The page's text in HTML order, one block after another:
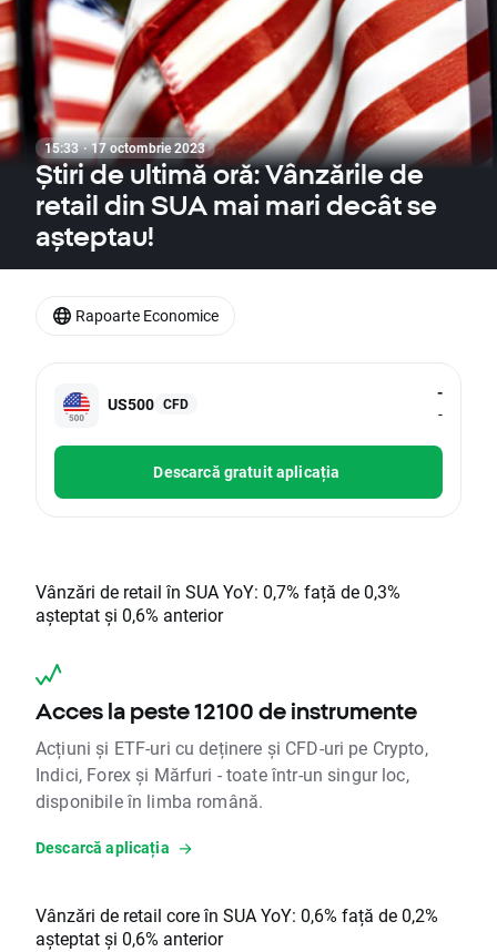
15:33 · 17 octombrie 2023
Știri de ultimă oră: Vânzările de
retail din SUA mai mari decât se
așteptau!
US500 CFD
-
-
Descarcă gratuit aplicația
Vânzări de retail în SUA YoY: 0,7% față de 0,3%
așteptat și 0,6% anterior
Acces la peste 12100 de instrumente
Acțiuni și ETF-uri cu deținere și CFD-uri pe Crypto,
Indici, Forex și Mărfuri - toate într-un singur loc,
disponibile în limba română.
Descarcă aplicația
Vânzări de retail core în SUA YoY: 0,6% față de 0,2%
așteptat și 0,6% anterior
Rapoarte Economice